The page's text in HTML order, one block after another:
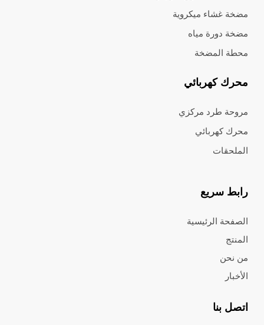
مضخة غشاء ميكروية
مضخة دورة مياه
محطة المضخة
محرك كهربائي
مروحة طرد مركزي
محرك كهربائي
الملحقات
رابط سريع
الصفحة الرئيسية
المنتج
من نحن
الأخبار
اتصل بنا